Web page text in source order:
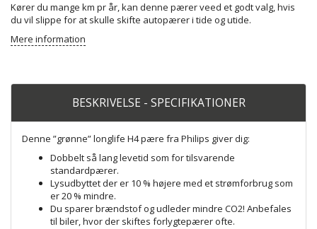
Kører du mange km pr år, kan denne pærer veed et godt valg, hvis
du vil slippe for at skulle skifte autopærer i tide og utide.
Mere information
BESKRIVELSE - SPECIFIKATIONER
Denne ”grønne” longlife H4 pære fra Philips giver dig:
Dobbelt så lang levetid som for tilsvarende
standardpærer.
Lysudbyttet der er 10 % højere med et strømforbrug som
er 20 % mindre.
Du sparer brændstof og udleder mindre CO2! Anbefales
til biler, hvor der skiftes forlygtepærer ofte.